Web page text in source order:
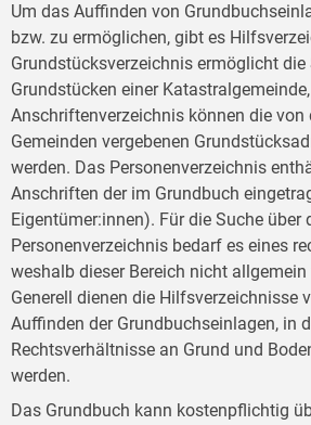
Um das Auffinden von
bzw. zu ermöglichen, gibt es
Grundstücksverzeichnis ermöglicht die
Grundstücken einer
Anschriftenverzeichnis können die von
Gemeinden vergebenen
werden. Das Personenverzeichnis
Anschriften der im Grundbuch
Eigentümer:innen). Für die Suche über
Personenverzeichnis bedarf es eines
weshalb dieser Bereich nicht
Generell dienen die Hilfsverzeichnisse
Auffinden der Grundbuchseinlagen, in
Rechtsverhältnisse an Grund und
werden.
Das Grundbuch kann kostenpflichtig